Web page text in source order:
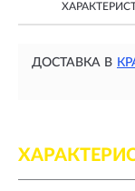
ДОСТАВКА В